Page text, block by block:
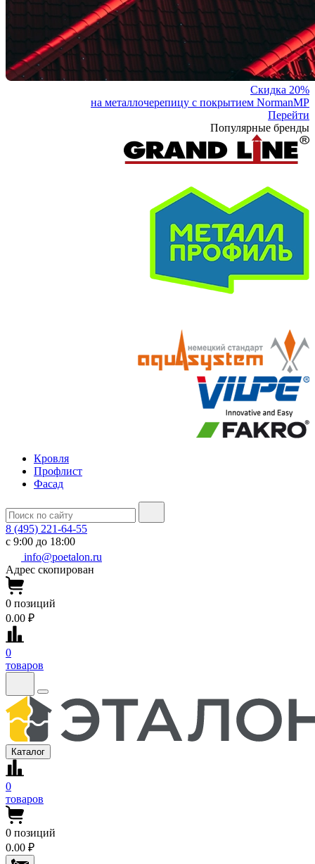
Скидка 20%
на металлочерепицу с покрытием NormanMP
Перейти
Популярные бренды
Кровля
Профлист
Фасад
8 (495) 221-64-55
с 9:00 до 18:00
info@poetalon.ru
Адрес скопирован
0 позиций
0.00 ₽
0
товаров
Каталог
0
товаров
0 позиций
0.00 ₽